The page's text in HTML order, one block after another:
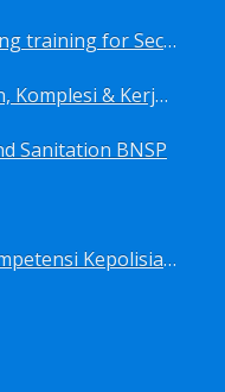
Sertifikasi Explosive handling training for Security staffs BNSP
Sertifikasi Fluida Pemboran, Komplesi & Kerja Ulang Sumur BNSP
Sanitation BNSP
Sertifikasi Gada Utama-Kompetensi Kepolisian Terbatas Sektor Industri Migas BNSP